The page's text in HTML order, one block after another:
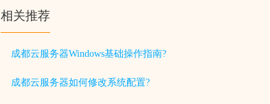
相关推荐
成都云服务器Windows基础操作指南?
成都云服务器如何修改系统配置?